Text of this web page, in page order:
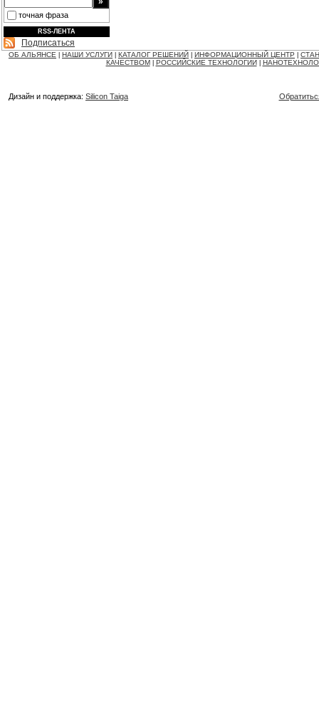
точная фраза
RSS-ЛЕНТА
Подписаться
ОБ АЛЬЯНСЕ НАШИ УСЛУГИ КАТАЛОГ РЕШЕНИЙ ИНФОРМАЦИОННЫЙ ЦЕНТР
КАЧЕСТВОМ
РОССИЙСКИЕ ТЕХНОЛОГИИ
Дизайн и поддержка: Silicon Taiga